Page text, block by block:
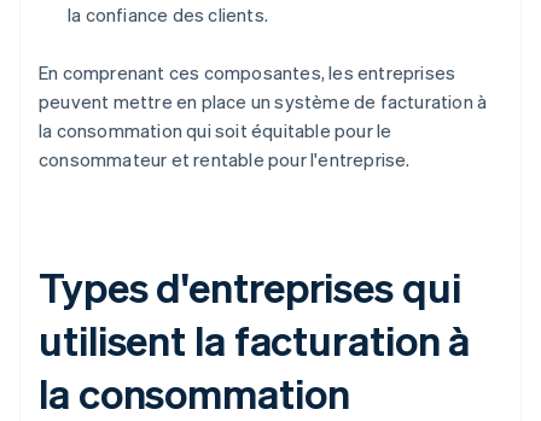
la confiance des clients.
En comprenant ces composantes, les entreprises
peuvent mettre en place un système de facturation à
la consommation qui soit équitable pour le
consommateur et rentable pour l'entreprise.
Types d'entreprises qui
utilisent la facturation à
la consommation